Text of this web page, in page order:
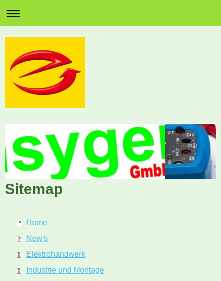
Sitemap
Home
New's
Elektrohandwerk
Industrie und Montage